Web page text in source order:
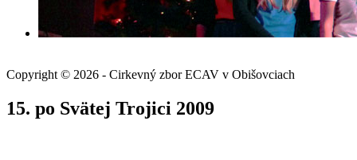
Copyright © 2026 - Cirkevný zbor ECAV v Obišovciach
15. po Svätej Trojici 2009